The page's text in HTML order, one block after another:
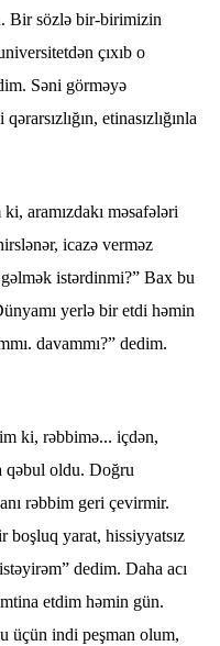
Bir sözlə bir-birimizin
çıxıb o
Səni görməyə
etinasızlığınla
aramızdakı məsafələri
icazə verməz
istərdinmi?” Bax bu
yerlə bir etdi həmin
davammı?” dedim.
ki, rəbbimə... içdən,
qəbul oldu. Doğru
rəbbim geri çevirmir.
boşluq yarat, hissiyyatsız
dedim. Daha acı
etdim həmin gün.
üçün indi peşman olum,